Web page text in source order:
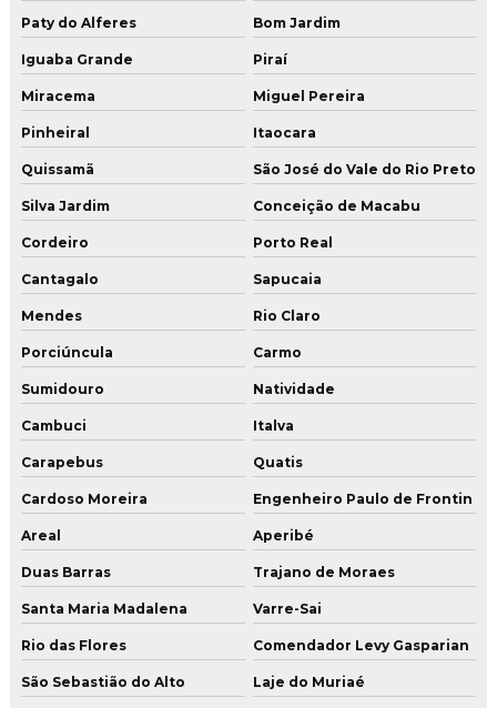
Pintura de poliuretano de alta resistencia para pisos
Pintura uretano
Pisos industriais
Pisos industriais de concreto
Pisos industriais de concreto armado
Polimento de concreto
Polimento de piso de alta resistência
Polimento de piso de cimento queimado
Restauração de piso
Restauração de piso cimento queimado
Restauração de piso de concreto
Restauração de piso de concreto no rio de janeiro
Restauração de piso de concreto em são paulo
Restauração e polimento de pisos
Revestimento e pintura de piso com resina epóxi
Serviço de aplicação de argamassa cimentícia
Paty do Alferes Bom Jardim
Iguaba Grande Piraí
Miracema Miguel Pereira
Pinheiral Itaocara
Quissamã São José do Vale do Rio Preto
Silva Jardim Conceição de Macabu
Cordeiro Porto Real
Cantagalo Sapucaia
Mendes Rio Claro
Porciúncula Carmo
Sumidouro Natividade
Cambuci Italva
Carapebus Quatis
Cardoso Moreira Engenheiro Paulo de Frontin
Areal Aperibé
Duas Barras Trajano de Moraes
Santa Maria Madalena Varre-Sai
Rio das Flores Comendador Levy Gasparian
São Sebastião do Alto Laje do Muriaé